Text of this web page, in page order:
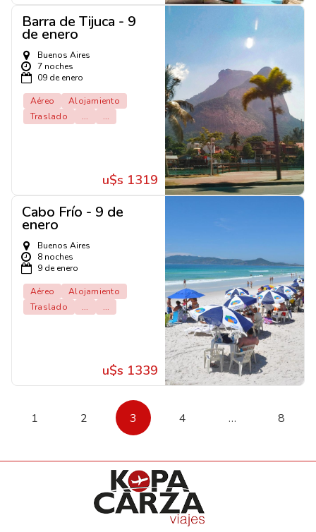
Barra de Tijuca - 9
de enero
Buenos Aires
7 noches
09 de enero
Aéreo
Alojamiento
Traslado
... ...
u$s 1319
Cabo Frío - 9 de
enero
Buenos Aires
8 noches
9 de enero
Aéreo
Alojamiento
Traslado
... ...
u$s 1339
1 2 3 4 … 8